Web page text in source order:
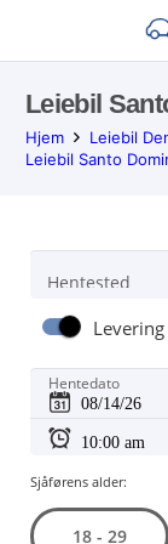
Leiebil
Hjem
Leiebil
Leiebil Santo
Hentested
Hentedato
Sjåførens alder:
18 - 29